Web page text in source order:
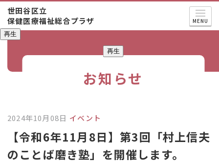
世田谷区立
保健医療福祉総合プラザ
MENU
再生
再生
お知らせ
2024年10月08日 イベント
【令和6年11月8日】第3回「村上信夫
のことば磨き塾」を開催します。